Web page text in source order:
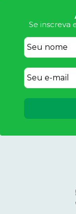
Se inscreva